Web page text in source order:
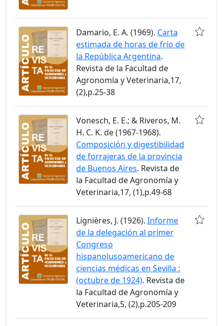
Damario, E. A. (1969). Carta
estimada de horas de frío de
la República Argentina.
Revista de la Facultad de
Agronomía y Veterinaria,17,
(2),p.25-38
Vonesch, E. E.; & Riveros, M.
H. C. K. de (1967-1968).
Composición y digestibilidad
de forrajeras de la provincia
de Buenos Aires. Revista de
la Facultad de Agronomía y
Veterinaria,17, (1),p.49-68
Lignières, J. (1926). Informe
de la delegación al primer
Congreso
hispanolusoamericano de
ciencias médicas en Sevilla :
(octubre de 1924). Revista de
la Facultad de Agronomía y
Veterinaria,5, (2),p.205-209